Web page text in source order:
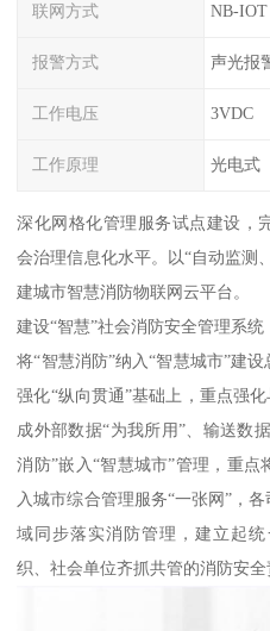
联网方式 NB-IOT
报警方式 声光报
工作电压 3VDC
工作原理 光电式
深化网格化管理服务试点建设，
会治理信息化水平。以“自动监测
建城市智慧消防物联网云平台。
建设“智慧”社会消防安全管理系统
将“智慧消防”纳入“智慧城市”建
强化“纵向贯通”基础上，重点强
成外部数据“为我所用”、输送数
消防”嵌入“智慧城市”管理，重
入城市综合管理服务“一张网”，
域同步落实消防管理，建立起
织、社会单位齐抓共管的消防安全